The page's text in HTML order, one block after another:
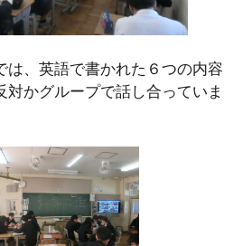
は、英語で書かれた６つの内容
対かグループで話し合っていま